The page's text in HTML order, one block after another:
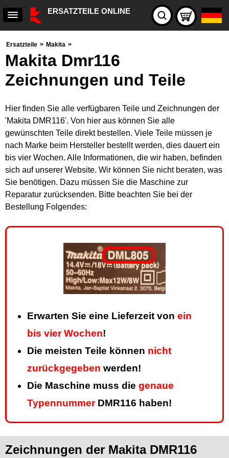
ERSATZTEILE ONLINE
Ersatzteile > Makita >
Makita Dmr116
Zeichnungen und Teile
Hier finden Sie alle verfügbaren Teile und Zeichnungen der
'Makita DMR116'. Von hier aus können Sie alle
gewünschten Teile direkt bestellen. Viele Teile müssen je
nach Marke beim Hersteller bestellt werden, dies dauert ein
bis vier Wochen. Alle Informationen, die wir haben, befinden
sich auf unserer Website. Wir können Sie nicht beraten, was
Sie benötigen. Dazu müssen Sie die Maschine zur
Reparatur zurücksenden. Bitte beachten Sie bei der
Bestellung Folgendes:
Erwarten Sie eine Lieferzeit von ein
bis vier Wochen!
Die meisten Teile können nicht
zurückgegeben werden!
Die Maschine muss die genaue
TypennummerDMR116 haben!
Zeichnungen der Makita DMR116